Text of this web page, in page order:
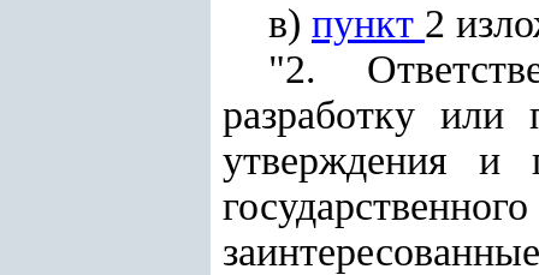
в) пункт 2
"2.
разработку или
утверждения и